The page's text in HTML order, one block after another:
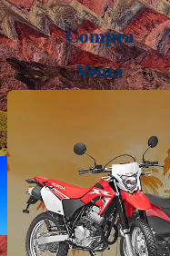
Compra
Venta